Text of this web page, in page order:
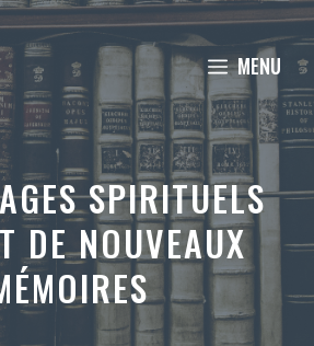
MENU
SPIRITUELS
DE NOUVEAUX